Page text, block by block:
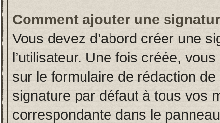
Comment ajouter une
Vous devez d’abord créer une
l’utilisateur. Une fois créée,
sur le formulaire de rédaction
signature par défaut à tous vos
correspondante dans le